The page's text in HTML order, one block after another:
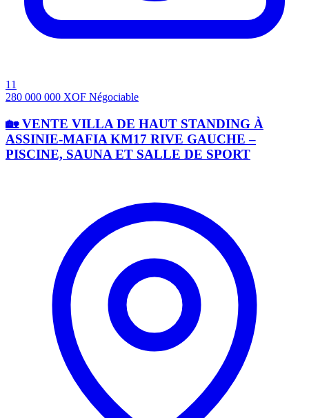
11
280 000 000 XOF Négociable
🏡 VENTE VILLA DE HAUT STANDING À
ASSINIE-MAFIA KM17 RIVE GAUCHE –
PISCINE, SAUNA ET SALLE DE SPORT